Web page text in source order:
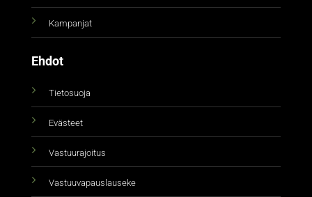
Kampanjat
Ehdot
Tietosuoja
Evästeet
Vastuurajoitus
Vastuuvapauslauseke